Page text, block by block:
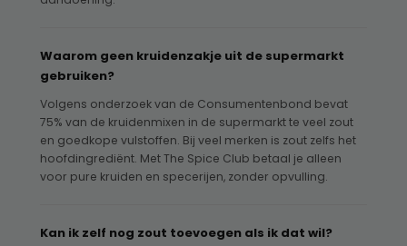
Waarom geen kruidenzakje uit de supermarkt
gebruiken?
Volgens onderzoek van de Consumentenbond bevat
75% van de kruidenmixen in de supermarkt te veel zout
en goedkope vulstoffen. Bij veel merken is zout zelfs het
hoofdingrediënt. Met The Spice Club betaal je alleen
voor pure kruiden en specerijen, zonder opvulling.
Kan ik zelf nog zout toevoegen als ik dat wil?